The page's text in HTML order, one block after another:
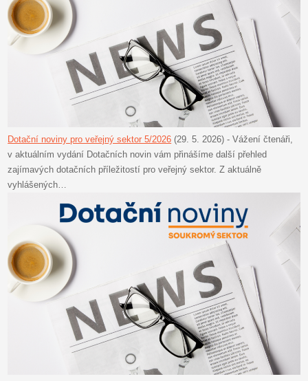
Dotační noviny pro veřejný sektor 5/2026 (29. 5. 2026) - Vážení čtenáři,
v aktuálním vydání Dotačních novin vám přinášíme další přehled
zajímavých dotačních příležitostí pro veřejný sektor. Z aktuálně
vyhlášených…